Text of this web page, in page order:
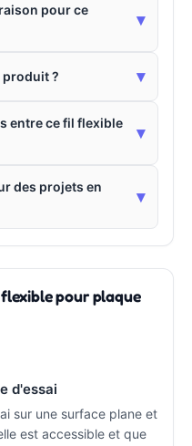
pour ce
▾
? ▾
entre ce fil flexible
▾
des projets en
▾
pour plaque
d'essai
sur une surface plane et
est accessible et que